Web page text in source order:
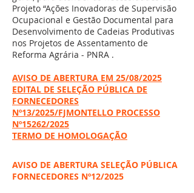
Projeto “Ações Inovadoras de Supervisão
Ocupacional e Gestão Documental para
Desenvolvimento de Cadeias Produtivas
nos Projetos de Assentamento de
Reforma Agrária - PNRA .
AVISO DE ABERTURA EM 25/08/2025
EDITAL DE SELEÇÃO PÚBLICA DE
FORNECEDORES
Nº13/2025/FJMONTELLO PROCESSO
Nº15262/2025
TERMO DE HOMOLOGAÇÃO
AVISO DE ABERTURA SELEÇÃO PÚBLICA
FORNECEDORES Nº12/2025